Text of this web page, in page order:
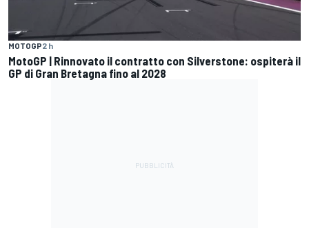
MOTOGP2 h
MotoGP | Rinnovato il contratto con Silverstone: ospiterà il
GP di Gran Bretagna fino al 2028